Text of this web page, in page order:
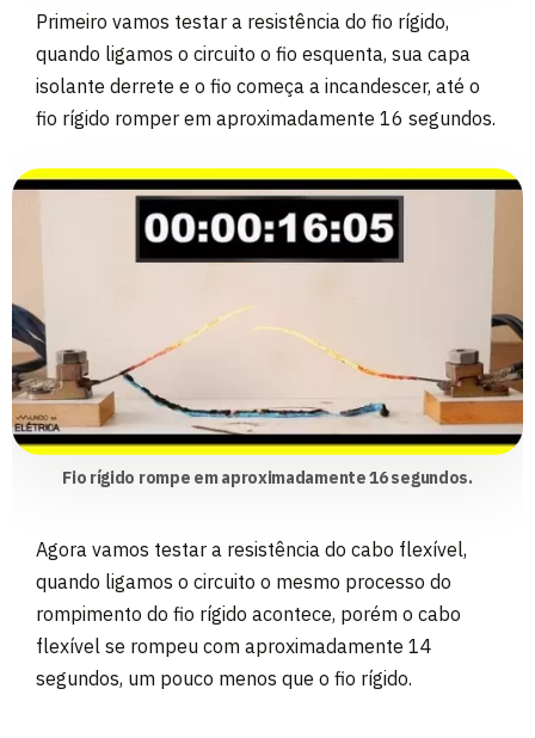
Primeiro vamos testar a resistência do fio rígido,
quando ligamos o circuito o fio esquenta, sua capa
isolante derrete e o fio começa a incandescer, até o
fio rígido romper em aproximadamente 16 segundos.
Fio rígido rompe em aproximadamente 16 segundos.
Agora vamos testar a resistência do cabo flexível,
quando ligamos o circuito o mesmo processo do
rompimento do fio rígido acontece, porém o cabo
flexível se rompeu com aproximadamente 14
segundos, um pouco menos que o fio rígido.